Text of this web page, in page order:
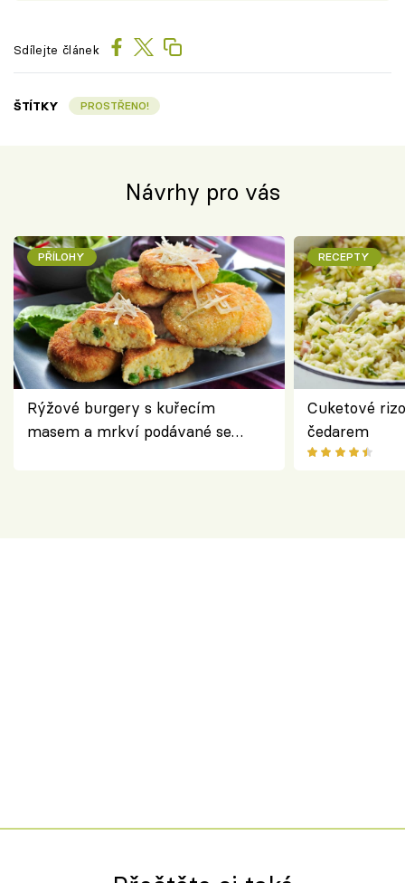
Sdílejte článek
ŠTÍTKY PROSTŘENO!
Návrhy pro vás
PŘÍLOHY
Rýžové burgery s kuřecím
masem a mrkví podávané se
RECEPTY
Cuketové
čedarem